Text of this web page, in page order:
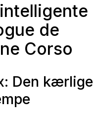
de
Corso
Den kærlige